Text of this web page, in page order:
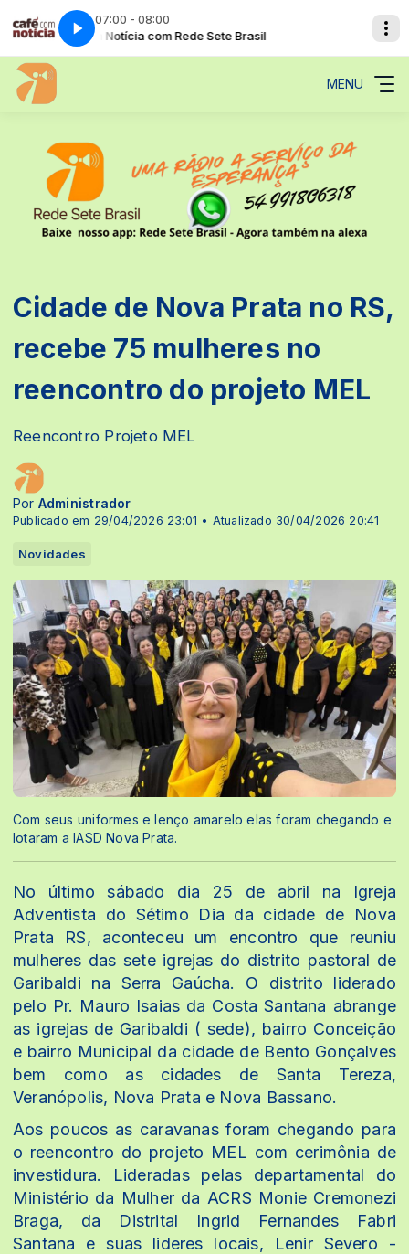
07:00 - 08:00
Café com Notícia com Rede Sete Brasil Café com
A Voz da Profecia com Pastor Gilson Brito A Voz da
MENU
Cidade de Nova Prata no RS,
recebe 75 mulheres no
reencontro do projeto MEL
Reencontro Projeto MEL
Por Administrador
Publicado em 29/04/2026 23:01 • Atualizado 30/04/2026 20:41
Novidades
Com seus uniformes e lenço amarelo elas foram chegando e
lotaram a IASD Nova Prata.
No último sábado dia 25 de abril na Igreja
Adventista do Sétimo Dia da cidade de Nova
Prata RS, aconteceu um encontro que reuniu
mulheres das sete igrejas do distrito pastoral de
Garibaldi na Serra Gaúcha. O distrito liderado
pelo Pr. Mauro Isaias da Costa Santana abrange
as igrejas de Garibaldi ( sede), bairro Conceição
e bairro Municipal da cidade de Bento Gonçalves
bem como as cidades de Santa Tereza,
Veranópolis, Nova Prata e Nova Bassano.
Aos poucos as caravanas foram chegando para
o reencontro do projeto MEL com cerimônia de
investidura. Lideradas pelas departamental do
Ministério da Mulher da ACRS Monie Cremonezi
Braga, da Distrital Ingrid Fernandes Fabri
Santana e suas lideres locais,
Lenir Severo -